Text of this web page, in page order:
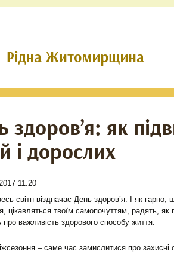
здоров’я: як
і дорослих
11:20
світн віздначає День здоров’я. І як
цікавляться твоїм самопочуттям, радять, як
про важливість здорового способу життя.
– саме час замислитися про захисні